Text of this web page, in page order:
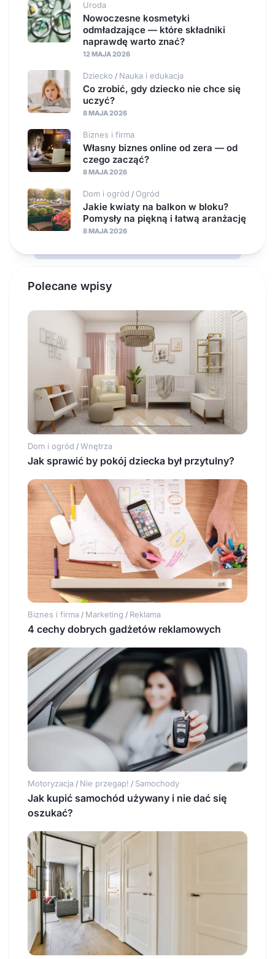
Uroda
Nowoczesne kosmetyki
odmładzające — które składniki
naprawdę warto znać?
12 MAJA 2026
Dziecko / Nauka i edukacja
Co zrobić, gdy dziecko nie chce się
uczyć?
8 MAJA 2026
Biznes i firma
Własny biznes online od zera — od
czego zacząć?
8 MAJA 2026
Dom i ogród / Ogród
Jakie kwiaty na balkon w bloku?
Pomysły na piękną i łatwą aranżację
8 MAJA 2026
Polecane wpisy
Dom i ogród / Wnętrza
Jak sprawić by pokój dziecka był przytulny?
Biznes i firma / Marketing / Reklama
4 cechy dobrych gadżetów reklamowych
Motoryzacja / Nie przegap! / Samochody
Jak kupić samochód używany i nie dać się
oszukać?